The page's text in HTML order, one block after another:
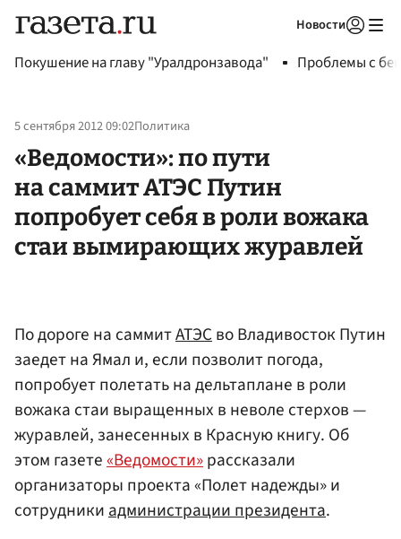
Новости
Покушение на главу "Уралдронзавода" Проблемы с
5 сентября 2012 09:02Политика
«Ведомости»: по пути
на саммит АТЭС Путин
попробует себя в роли вожака
стаи вымирающих журавлей
По дороге на саммитАТЭСво Владивосток Путин
заедет на Ямал и, если позволит погода,
попробует полетать на дельтаплане в роли
вожака стаи выращенных в неволе стерхов —
журавлей, занесенных в Красную книгу. Об
этом газете«Ведомости»рассказали
организаторы проекта «Полет надежды» и
сотрудникиадминистрации президента.